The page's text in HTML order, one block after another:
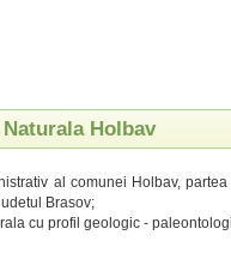
Holbav
al comunei Holbav,
Brasov;
cu profil geologic -